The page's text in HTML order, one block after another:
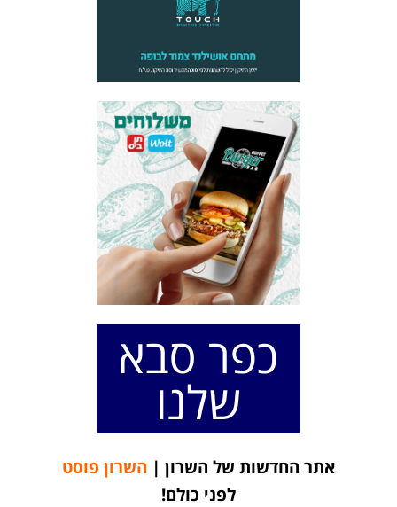
כפר סבא
שלנו
אתר החדשות של השרון | השרון פוסט
לפני כולם!